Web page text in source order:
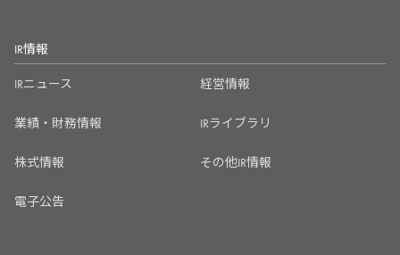
IR情報
IRニュース 経営情報
業績・財務情報 IRライブラリ
株式情報 その他IR情報
電子公告